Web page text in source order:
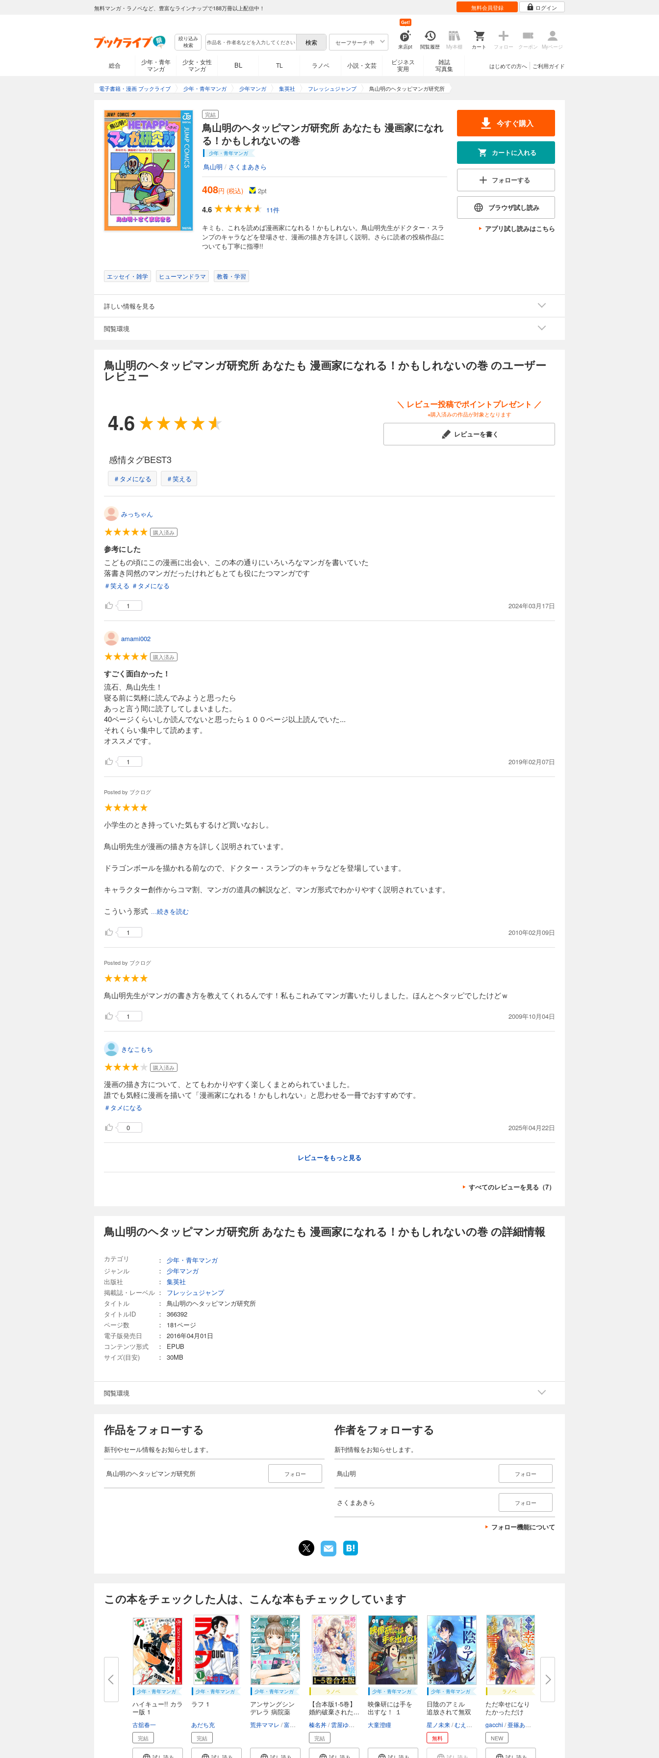
無料マンガ・ラノベなど、豊富なラインナップで188万冊以上配信中！ 無料会員登録 ログイン
絞り込み
検索
セーフサーチ 中
来店pt
Get!
閲覧履歴 My本棚 カート フォロー クーポン Myページ
総合
少年・青年
マンガ
少女・女性
マンガ
BL TL ラノベ 小説・文芸
ビジネス
実用
雑誌
写真集
ご利用ガイド
はじめての方へ
電子書籍・漫画 ブックライブ 少年・青年マンガ 少年マンガ 集英社 フレッシュジャンプ 鳥山明のヘタッピマンガ研究所
完結
鳥山明のヘタッピマンガ研究所 あなたも 漫画家になれ
る！かもしれないの巻
少年・青年マンガ
鳥山明 / さくまあきら
408円 (税込) 2pt
4.6
11件
キミも、これを読めば漫画家になれる！かもしれない。鳥山明先生がドクター・スラ
ンプのキャラなどを登場させ、漫画の描き方を詳しく説明。さらに読者の投稿作品に
ついても丁寧に指導!!
今すぐ購入
カートに入れる
フォローする
ブラウザ試し読み
アプリ試し読みはこちら
エッセイ・雑学 ヒューマンドラマ 教養・学習
詳しい情報を見る
閲覧環境
鳥山明のヘタッピマンガ研究所 あなたも 漫画家になれる！かもしれないの巻 のユーザー
レビュー
4.6
＼ レビュー投稿でポイントプレゼント ／
※購入済みの作品が対象となります
レビューを書く
感情タグBEST3
＃タメになる ＃笑える
みっちゃん
購入済み
参考にした
こどもの頃にこの漫画に出会い、この本の通りにいろいろなマンガを書いていた
落書き同然のマンガだったけれどもとても役にたつマンガです
＃笑える ＃タメになる
1 2024年03月17日
amami002
購入済み
すごく面白かった！
流石、鳥山先生！
寝る前に気軽に読んでみようと思ったら
あっと言う間に読了してしまいました。
40ページくらいしか読んでないと思ったら１００ページ以上読んでいた...
それくらい集中して読めます。
オススメです。
1 2019年02月07日
Posted by ブクログ
小学生のとき持っていた気もするけど買いなおし。
鳥山明先生が漫画の描き方を詳しく説明されています。
ドラゴンボールを描かれる前なので、ドクター・スランプのキャラなどを登場しています。
キャラクター創作からコマ割、マンガの道具の解説など、マンガ形式でわかりやすく説明されています。
こういう形式 ...続きを読む
1 2010年02月09日
Posted by ブクログ
鳥山明先生がマンガの書き方を教えてくれるんです！私もこれみてマンガ書いたりしました。ほんとヘタッピでしたけどｗ
1 2009年10月04日
きなこもち
購入済み
漫画の描き方について、とてもわかりやすく楽しくまとめられていました。
誰でも気軽に漫画を描いて「漫画家になれる！かもしれない」と思わせる一冊でおすすめです。
＃タメになる
0 2025年04月22日
レビューをもっと見る
すべてのレビューを見る（7）
鳥山明のヘタッピマンガ研究所 あなたも 漫画家になれる！かもしれないの巻 の詳細情報
カテゴリ ：
少年・青年マンガ
ジャンル
：
少年マンガ
出版社
：
集英社
掲載誌・レーベル ：
フレッシュジャンプ
タイトル
：
鳥山明のヘタッピマンガ研究所
タイトルID
：
366392
ページ数
：
181ページ
電子版発売日
：
2016年04月01日
コンテンツ形式
：
EPUB
サイズ(目安)
： 30MB
閲覧環境
作品をフォローする
新刊やセール情報をお知らせします。
鳥山明のヘタッピマンガ研究所 フォロー
作者をフォローする
新刊情報をお知らせします。
鳥山明 フォロー
さくまあきら フォロー
フォロー機能について
この本をチェックした人は、こんな本もチェックしています
少年・青年マンガ
ハイキュー!! カラ
ー版 1
古舘春一
完結
少年・青年マンガ
ラフ 1
あだち充
完結
少年・青年マンガ
アンサングシン
デレラ 病院薬
荒井ママレ 富野浩充
ラノベ
【合本版1-5巻】
婚約破棄された...
榛名丼 雲屋ゆきお
完結
少年・青年マンガ
映像研には手を
出すな！ １
大童澄瞳
少年・青年マンガ
日陰のアミル
追放されて無双
星ノ未来 むえりりこ フーモア
無料
ラノベ
ただ幸せになり
たかっただけ
gacchi 亜篠あさき
NEW